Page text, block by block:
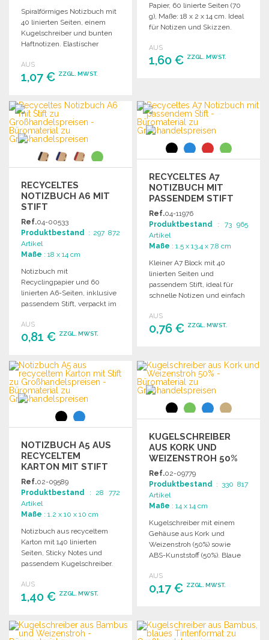
Spiralförmiges Notizbuch mit
40 linierten Seiten, einem
Kugelschreiber und bunten
Haftnotizen. Elastischer
AUS
1,07 € ZZGL. MWST.
BESTELLEN
Angebot anfordern
Papier, 60 linierte Seiten (70
g), Maße: 18 x 2 x 14 cm. Ideal
für Notizen und Skizzen.
AUS
1,60 € ZZGL. MWST.
Angebot anfordern
RECYCELTES
NOTIZBUCH A6 MIT
STIFT
Ref.04-00533
Produktbestand : 297 872
Artikel
Maße : 18 x 14 cm
Notizbuch mit
Recyclingpapier und 60
linierten A6-Seiten, inklusive
passendem Stift, verpackt im
AUS
0,81 € ZZGL. MWST.
BESTELLEN
Angebot anfordern
RECYCELTES A7
NOTIZBUCH MIT
PASSENDEM STIFT
Ref.04-11976
Produktbestand : 73 965
Artikel
Maße : 1.5 x 13.4 x 7.8 cm
Kleiner A7 Block mit 40
linierten Seiten und
passendem Stift, ideal für
schnelle Notizen und einfach
AUS
0,76 € ZZGL. MWST.
Angebot anfordern
NOTIZBUCH A5 AUS
RECYCELTEM
KARTON MIT STIFT
ZU
GROSSHANDELSPREISEN
Ref.02-09589
Produktbestand : 28 772
Artikel
Maße : 1.2 x 10 x 10 cm
Notizbuch aus recyceltem
Karton mit 140 linierten
Seiten, Sticky Notes und
passendem Kugelschreiber.
Verschluss.
AUS
1,40 € ZZGL. MWST.
BESTELLEN
KUGELSCHREIBER
AUS KORK UND
WEIZENSTROH 50%
Ref.02-09779
Produktbestand : 330 817
Artikel
Maße : 14 x 14 cm
Kugelschreiber mit einem
Gehäuse aus Kork und
Weizenstroh (50%) sowie
ABS-Kunststoff (50%). Blaue
können variieren.
AUS
0,17 € ZZGL. MWST.
Angebot anfordern